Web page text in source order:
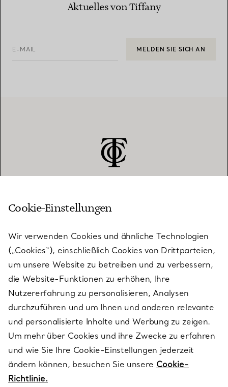
Aktuelles von Tiffany
E-MAIL MELDEN SIE SICH AN
KUNDENSERVICE
SERVICES
ÜBER TIFFANY & CO.
RECHTLICHE HINWEISE
FOLGEN SIE UNS
Cookie-Einstellungen
Wir verwenden Cookies und ähnliche Technologien
(„Cookies“), einschließlich Cookies von Drittparteien,
um unsere Website zu betreiben und zu verbessern,
die Website-Funktionen zu erhöhen, Ihre
Nutzererfahrung zu personalisieren, Analysen
durchzuführen und um Ihnen und anderen relevante
und personalisierte Inhalte und Werbung zu zeigen.
Um mehr über Cookies und ihre Zwecke zu erfahren
und wie Sie Ihre Cookie-Einstellungen jederzeit
ändern können, besuchen Sie unsere Cookie-
Richtlinie.